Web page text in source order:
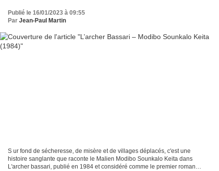
Publié le 16/01/2023 à 09:55
Par Jean-Paul Martin
S ur fond de sécheresse, de misère et de villages déplacés, c'est une
histoire sanglante que raconte le Malien Modibo Sounkalo Keita dans
L'archer bassari, publié en 1984 et considéré comme le premier roman